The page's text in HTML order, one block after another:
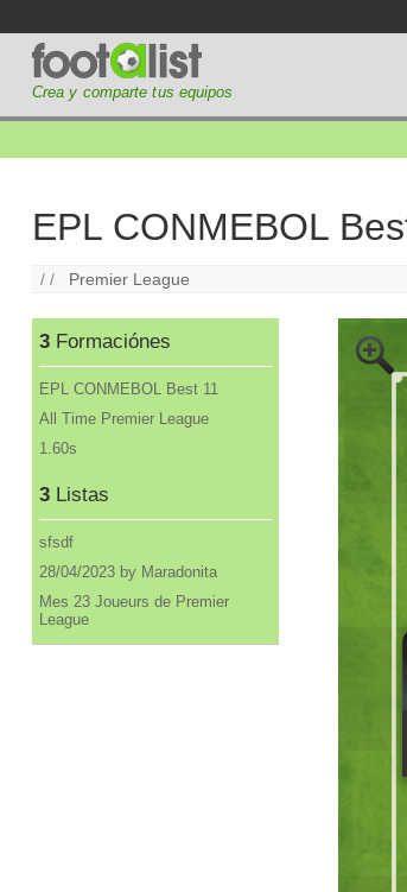
Crea y comparte tus equipos
EPL CONMEBOL
/ / Premier League
3 Formaciónes
EPL CONMEBOL Best 11
All Time Premier League
1.60s
3 Listas
sfsdf
28/04/2023 by Maradonita
Mes 23 Joueurs de Premier
League